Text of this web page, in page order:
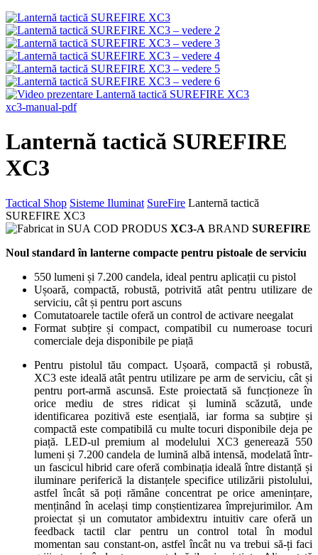
xc3-manual-pdf
Lanternă tactică SUREFIRE
XC3
Tactical Shop Sisteme Iluminat SureFire Lanternă tactică
SUREFIRE XC3
COD PRODUS XC3-A BRAND SUREFIRE
Noul standard în lanterne compacte pentru pistoale de serviciu
550 lumeni și 7.200 candela, ideal pentru aplicații cu pistol
Ușoară, compactă, robustă, potrivită atât pentru utilizare de
serviciu, cât și pentru port ascuns
Comutatoarele tactile oferă un control de activare neegalat
Format subțire și compact, compatibil cu numeroase tocuri
comerciale deja disponibile pe piață
Pentru pistolul tău compact. Ușoară, compactă și robustă,
XC3 este ideală atât pentru utilizare pe arm de serviciu, cât și
pentru port-armă ascunsă. Este proiectată să funcționeze în
orice mediu de stres ridicat și lumină scăzută, unde
identificarea pozitivă este esențială, iar forma sa subțire și
compactă este compatibilă cu multe tocuri disponibile deja pe
piață. LED-ul premium al modelului XC3 generează 550
lumeni și 7.200 candela de lumină albă intensă, modelată într-
un fascicul hibrid care oferă combinația ideală între distanță și
iluminare periferică la distanțele specifice utilizării pistolului,
astfel încât să poți rămâne concentrat pe orice amenințare,
menținând în același timp conștientizarea împrejurimilor. Am
proiectat și un comutator ambidextru intuitiv care oferă un
feedback tactil clar pentru un control total în modul
momentan sau constant-on, astfel încât nu va trebui să-ți faci